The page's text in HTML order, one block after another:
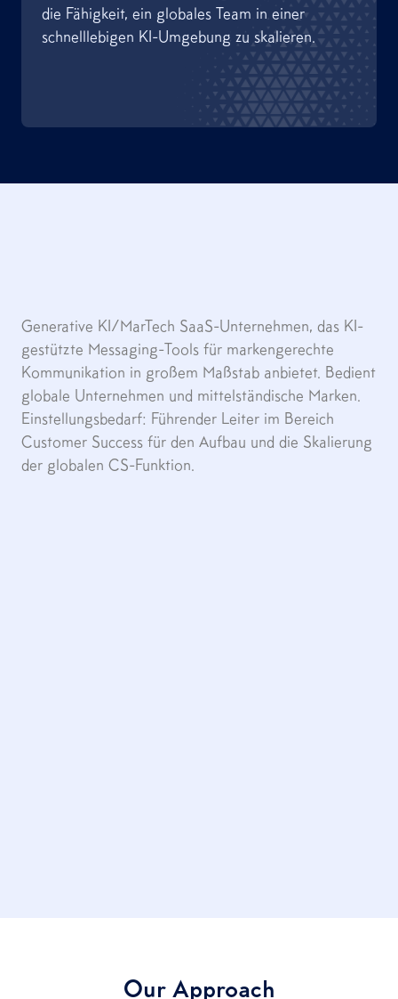
die Fähigkeit, ein globales Team in einer
schnelllebigen KI-Umgebung zu skalieren.
Generative KI/MarTech SaaS-Unternehmen, das KI-
gestützte Messaging-Tools für markengerechte
Kommunikation in großem Maßstab anbietet. Bedient
globale Unternehmen und mittelständische Marken.
Einstellungsbedarf: Führender Leiter im Bereich
Customer Success für den Aufbau und die Skalierung
der globalen CS-Funktion.
Our Approach